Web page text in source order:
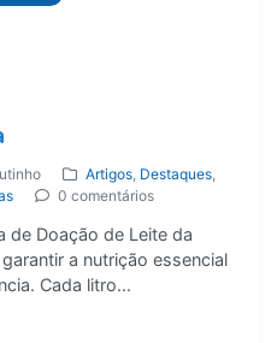
Artigos, Destaques,
0 comentários
de Doação de Leite da
a nutrição essencial
Cada litro...